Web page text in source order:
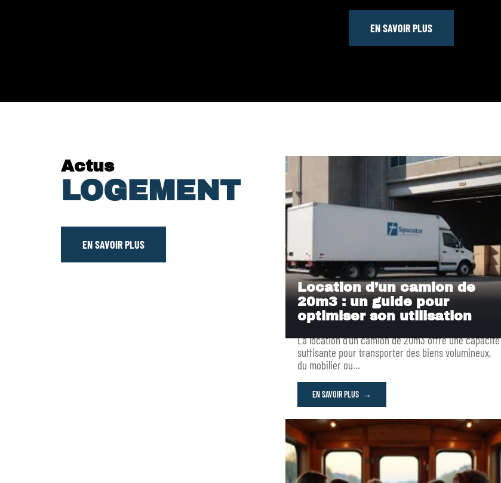
EN SAVOIR PLUS
Actus
LOGEMENT
EN SAVOIR PLUS
Location d’un camion de
20m3 : un guide pour
optimiser son utilisation
La location d’un camion de 20m3 offre une capacité
suffisante pour transporter des biens volumineux,
du mobilier ou…
EN SAVOIR PLUS